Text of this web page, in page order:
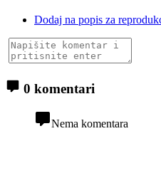
Dodaj na popis za
0 komentari
Nema komentara